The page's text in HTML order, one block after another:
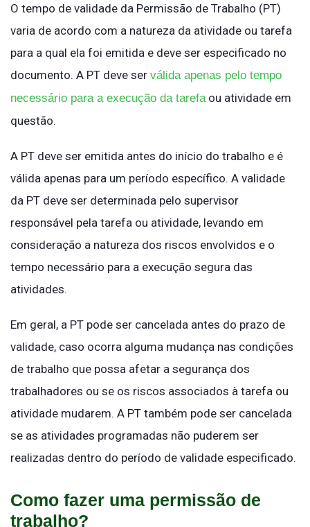
O tempo de validade da Permissão de Trabalho (PT)
varia de acordo com a natureza da atividade ou tarefa
para a qual ela foi emitida e deve ser especificado no
documento. A PT deve ser válida apenas pelo tempo
necessário para a execução da tarefa ou atividade em
questão.
A PT deve ser emitida antes do início do trabalho e é
válida apenas para um período específico. A validade
da PT deve ser determinada pelo supervisor
responsável pela tarefa ou atividade, levando em
consideração a natureza dos riscos envolvidos e o
tempo necessário para a execução segura das
atividades.
Em geral, a PT pode ser cancelada antes do prazo de
validade, caso ocorra alguma mudança nas condições
de trabalho que possa afetar a segurança dos
trabalhadores ou se os riscos associados à tarefa ou
atividade mudarem. A PT também pode ser cancelada
se as atividades programadas não puderem ser
realizadas dentro do período de validade especificado.
Como fazer uma permissão de
trabalho?